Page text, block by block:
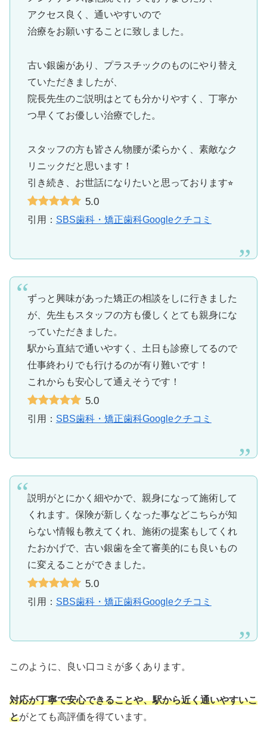
アクセス良く、通いやすいので
治療をお願いすることに致しました。
古い銀歯があり、プラスチックのものにやり替え
ていただきましたが、
院長先生のご説明はとても分かりやすく、丁寧か
つ早くてお優しい治療でした。
スタッフの方も皆さん物腰が柔らかく、素敵なク
リニックだと思います！
引き続き、お世話になりたいと思っております⭐︎
5.0
引用： SBS歯科・矯正歯科Googleクチコミ
ずっと興味があった矯正の相談をしに行きました
が、先生もスタッフの方も優しくとても親身にな
っていただきました。
駅から直結で通いやすく、土日も診療してるので
仕事終わりでも行けるのが有り難いです！
これからも安心して通えそうです！
5.0
引用： SBS歯科・矯正歯科Googleクチコミ
説明がとにかく細やかで、親身になって施術して
くれます。保険が新しくなった事などこちらが知
らない情報も教えてくれ、施術の提案もしてくれ
たおかげで、古い銀歯を全て審美的にも良いもの
に変えることができました。
5.0
引用： SBS歯科・矯正歯科Googleクチコミ
このように、良い口コミが多くあります。
対応が丁寧で安心できることや、駅から近く通いやすいこ
とがとても高評価を得ています。